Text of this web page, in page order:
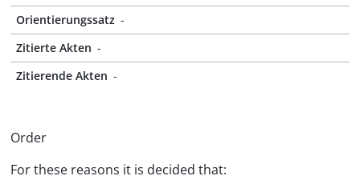
Orientierungssatz -
Zitierte Akten -
Zitierende Akten -
Order
For these reasons it is decided that: